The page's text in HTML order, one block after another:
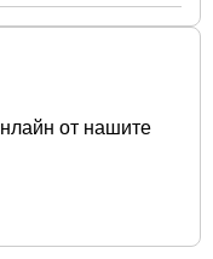
от нашите